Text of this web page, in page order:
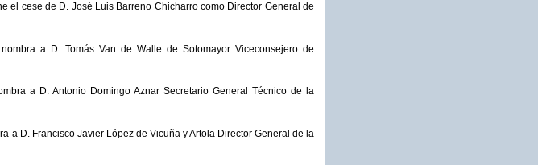
el cese de D. José Luis Barreno Chicharro como Director General de
a D. Tomás Van de Walle de Sotomayor Viceconsejero de
a D. Antonio Domingo Aznar Secretario General Técnico de la
a D. Francisco Javier López de Vicuña y Artola Director General de la